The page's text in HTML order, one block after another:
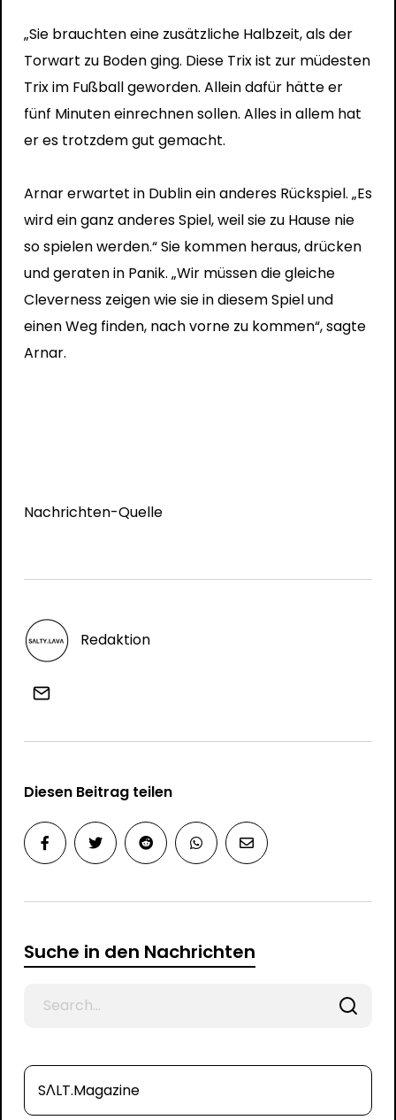
„Sie brauchten eine zusätzliche Halbzeit, als der
Torwart zu Boden ging. Diese Trix ist zur müdesten
Trix im Fußball geworden. Allein dafür hätte er
fünf Minuten einrechnen sollen. Alles in allem hat
er es trotzdem gut gemacht.
Arnar erwartet in Dublin ein anderes Rückspiel. „Es
wird ein ganz anderes Spiel, weil sie zu Hause nie
so spielen werden.“ Sie kommen heraus, drücken
und geraten in Panik. „Wir müssen die gleiche
Cleverness zeigen wie sie in diesem Spiel und
einen Weg finden, nach vorne zu kommen“, sagte
Arnar.
Nachrichten-Quelle
Redaktion
Diesen Beitrag teilen
Suche in den Nachrichten
SΛLT.Magazine